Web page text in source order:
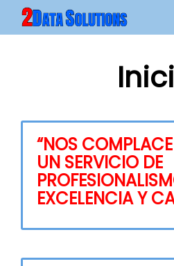
“NOS
UN SERVICIO DE
EXCELENCIA Y